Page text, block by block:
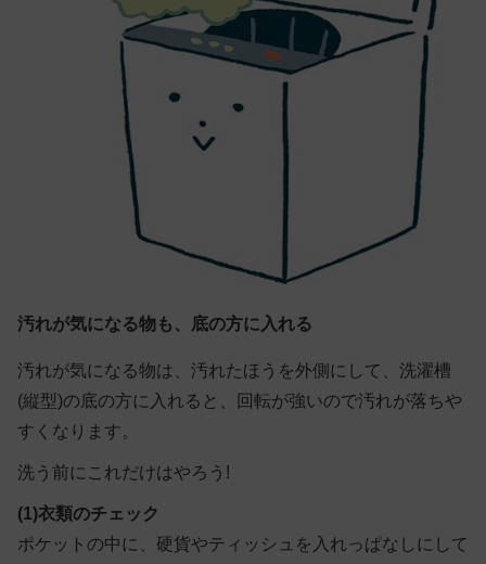
汚れが気になる物も、底の方に入れる
汚れが気になる物は、汚れたほうを外側にして、洗濯槽
(縦型)の底の方に入れると、回転が強いので汚れが落ちや
すくなります。
洗う前にこれだけはやろう!
(1)衣類のチェック
ポケットの中に、硬貨やティッシュを入れっぱなしにして